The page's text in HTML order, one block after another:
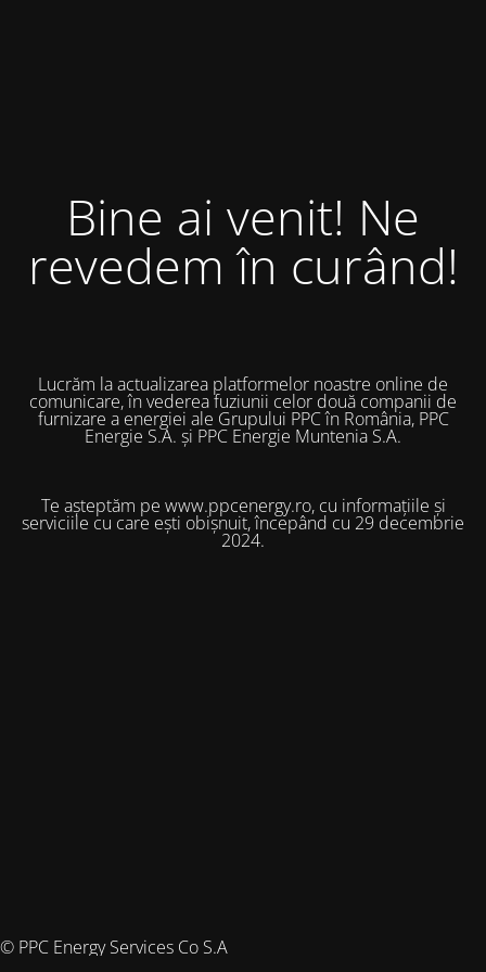
Bine ai venit! Ne
revedem în curând!
Lucrăm la actualizarea platformelor noastre online de
comunicare, în vederea fuziunii celor două companii de
furnizare a energiei ale Grupului PPC în România, PPC
Energie S.A. și PPC Energie Muntenia S.A.
Te așteptăm pe www.ppcenergy.ro, cu informațiile și
serviciile cu care ești obișnuit, începând cu 29 decembrie
2024.
© PPC Energy Services Co S.A